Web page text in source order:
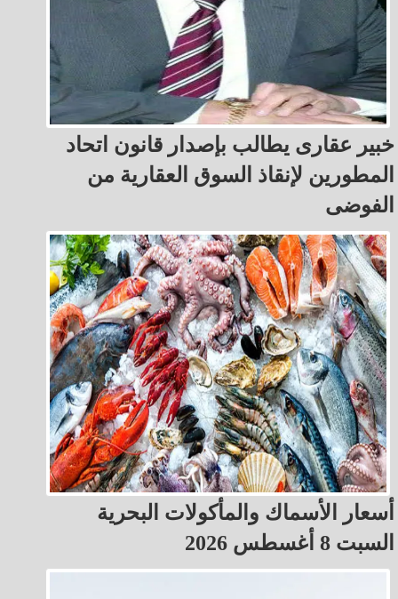
خبير عقارى يطالب بإصدار قانون اتحاد
المطورين لإنقاذ السوق العقارية من
الفوضى
أسعار الأسماك والمأكولات البحرية
السبت 8 أغسطس 2026